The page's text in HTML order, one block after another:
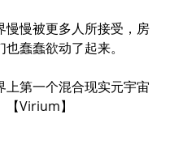
慢慢被更多人所接受，房
蠢蠢欲动了起来。
上第一个混合现实元宇宙
【Virium】